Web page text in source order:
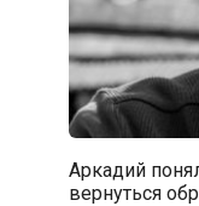
Аркадий
вернуться